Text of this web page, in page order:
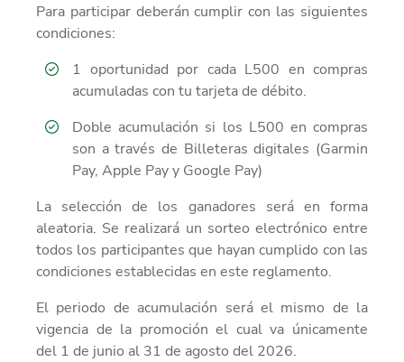
Para participar deberán cumplir con las siguientes
condiciones:
1 oportunidad por cada L500 en compras
acumuladas con tu tarjeta de débito.
Doble acumulación si los L500 en compras
son a través de Billeteras digitales (Garmin
Pay, Apple Pay y Google Pay)
La selección de los ganadores será en forma
aleatoria. Se realizará un sorteo electrónico entre
todos los participantes que hayan cumplido con las
condiciones establecidas en este reglamento.
El periodo de acumulación será el mismo de la
vigencia de la promoción el cual va únicamente
del 1 de junio al 31 de agosto del 2026.